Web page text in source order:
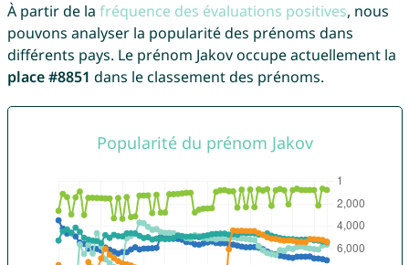
À partir de la fréquence des évaluations positives, nous
pouvons analyser la popularité des prénoms dans
différents pays. Le prénom Jakov occupe actuellement la
place #8851 dans le classement des prénoms.